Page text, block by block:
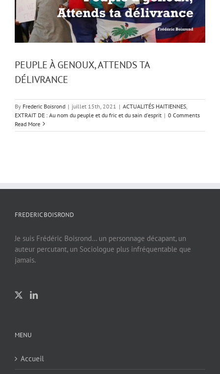
PEUPLE À GENOUX, ATTENDS TA
DÉLIVRANCE
By Frederic Boisrond | juillet 15th, 2021 | ACTUALITÉS HAITIENNES
EXTRAIT DE : Au nom du peuple et du fric et du sain d'esprit | 0 Comments
Read More
FREDERIC BOISROND
Je suis Frédéric Boisrond… un personnage décapant, un
auteur percutant, un Sociologue plus infréquentable que
jamais.
MENU
Accueil